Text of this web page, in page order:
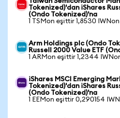
Tokenized)'dan iShares
(Ondo Tokenized)'na
1 TSMon eşittir 1,8530 IWNon
Arm Holdings plc (Ondo
Russell 2000 Value ETF
1 ARMon eşittir 1,2344
iShares MSCI Emerging
Tokenized)'dan iShares
(Ondo Tokenized)'na
1 EEMon eşittir 0,290154